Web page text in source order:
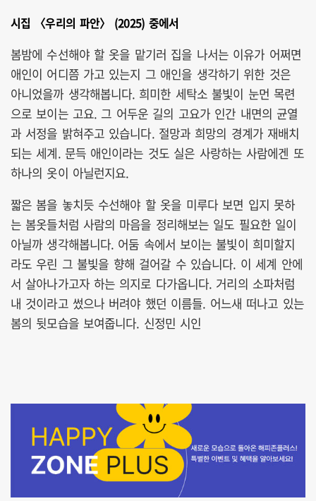
시집 〈우리의 파안〉 (2025) 중에서
봄밤에 수선해야 할 옷을 맡기러 집을 나서는 이유가 어쩌면
애인이 어디쯤 가고 있는지 그 애인을 생각하기 위한 것은
아니었을까 생각해봅니다. 희미한 세탁소 불빛이 눈먼 목련
으로 보이는 고요. 그 어두운 길의 고요가 인간 내면의 균열
과 서정을 밝혀주고 있습니다. 절망과 희망의 경계가 재배치
되는 세계. 문득 애인이라는 것도 실은 사랑하는 사람에겐 또
하나의 옷이 아닐런지요.
짧은 봄을 놓치듯 수선해야 할 옷을 미루다 보면 입지 못하
는 봄옷들처럼 사람의 마음을 정리해보는 일도 필요한 일이
아닐까 생각해봅니다. 어둠 속에서 보이는 불빛이 희미할지
라도 우린 그 불빛을 향해 걸어갈 수 있습니다. 이 세계 안에
서 살아나가고자 하는 의지로 다가옵니다. 거리의 소파처럼
내 것이라고 썼으나 버려야 했던 이름들. 어느새 떠나고 있는
봄의 뒷모습을 보여줍니다. 신정민 시인